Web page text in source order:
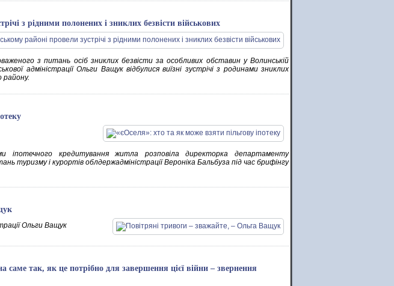
з рідними полонених і зниклих безвісти військових
з питань осіб зниклих безвісти за особливих обставин у Волинській
адміністрації Ольги Ващук відбулися виїзні зустрічі з родинами зниклих
району.
іпотечного кредитування житла розповіла директорка департаменту
туризму і курортів облдержадміністрації Вероніка Бальбуза під час брифінгу
Ольги Ващук
саме так, як це потрібно для завершення цієї війни – звернення